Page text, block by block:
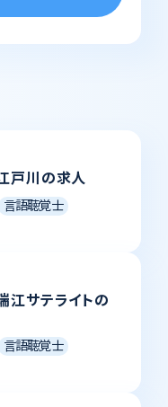
戸川の求人
言語聴覚士
江サテライトの
言語聴覚士